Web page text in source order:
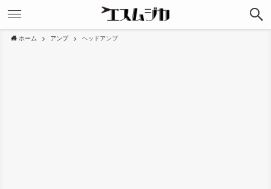
ホーム アンプ ヘッドアンプ